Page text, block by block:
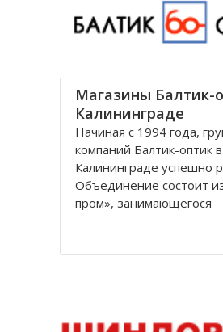
Магазины Балтик-
Калининграде
Начиная с 1994 года,
компаний Балтик-оптик в
Калининграде успешно
Объединение состоит
пром», занимающегося
оптическая компания,